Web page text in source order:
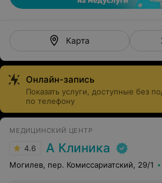
Карта
Онлайн-запись
Показать услуги, доступные без
по телефону
МЕДИЦИНСКИЙ ЦЕНТР
4.6 А Клиника
Могилев, пер. Комиссариатский, 29/1